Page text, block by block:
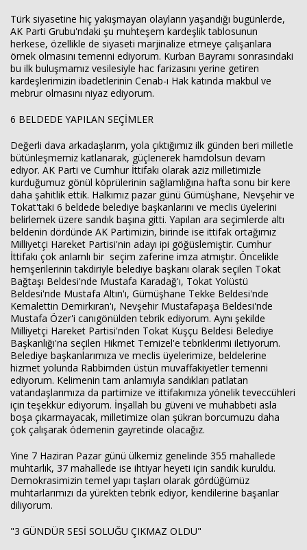
Türk siyasetine hiç yakışmayan olayların yaşandığı bugünlerde,
AK Parti Grubu'ndaki şu muhteşem kardeşlik tablosunun
herkese, özellikle de siyaseti marjinalize etmeye çalışanlara
örnek olmasını temenni ediyorum. Kurban Bayramı sonrasındaki
bu ilk buluşmamız vesilesiyle hac farizasını yerine getiren
kardeşlerimizin ibadetlerinin Cenab-ı Hak katında makbul ve
mebrur olmasını niyaz ediyorum.
6 BELDEDE YAPILAN SEÇİMLER
Değerli dava arkadaşlarım, yola çıktığımız ilk günden beri milletle
bütünleşmemiz katlanarak, güçlenerek hamdolsun devam
ediyor. AK Parti ve Cumhur İttifakı olarak aziz milletimizle
kurduğumuz gönül köprülerinin sağlamlığına hafta sonu bir kere
daha şahitlik ettik. Halkımız pazar günü Gümüşhane, Nevşehir ve
Tokat'taki 6 beldede belediye başkanlarını ve meclis üyelerini
belirlemek üzere sandık başına gitti. Yapılan ara seçimlerde altı
beldenin dördünde AK Partimizin, birinde ise ittifak ortağımız
Milliyetçi Hareket Partisi'nin adayı ipi göğüslemiştir. Cumhur
İttifakı çok anlamlı bir seçim zaferine imza atmıştır. Öncelikle
hemşerilerinin takdiriyle belediye başkanı olarak seçilen Tokat
Bağtaşı Beldesi'nde Mustafa Karadağ'ı, Tokat Yolüstü
Beldesi'nde Mustafa Altın'ı, Gümüşhane Tekke Beldesi'nde
Kemalettin Demirkıran'ı, Nevşehir Mustafapaşa Beldesi'nde
Mustafa Özer'i canıgönülden tebrik ediyorum. Aynı şekilde
Milliyetçi Hareket Partisi'nden Tokat Kuşçu Beldesi Belediye
Başkanlığı'na seçilen Hikmet Temizel'e tebriklerimi iletiyorum.
Belediye başkanlarımıza ve meclis üyelerimize, beldelerine
hizmet yolunda Rabbimden üstün muvaffakiyetler temenni
ediyorum. Kelimenin tam anlamıyla sandıkları patlatan
vatandaşlarımıza da partimize ve ittifakımıza yönelik teveccühleri
için teşekkür ediyorum. İnşallah bu güveni ve muhabbeti asla
boşa çıkarmayacak, milletimize olan şükran borcumuzu daha
çok çalışarak ödemenin gayretinde olacağız.
Yine 7 Haziran Pazar günü ülkemiz genelinde 355 mahallede
muhtarlık, 37 mahallede ise ihtiyar heyeti için sandık kuruldu.
Demokrasimizin temel yapı taşları olarak gördüğümüz
muhtarlarımızı da yürekten tebrik ediyor, kendilerine başarılar
diliyorum.
"3 GÜNDÜR SESİ SOLUĞU ÇIKMAZ OLDU"